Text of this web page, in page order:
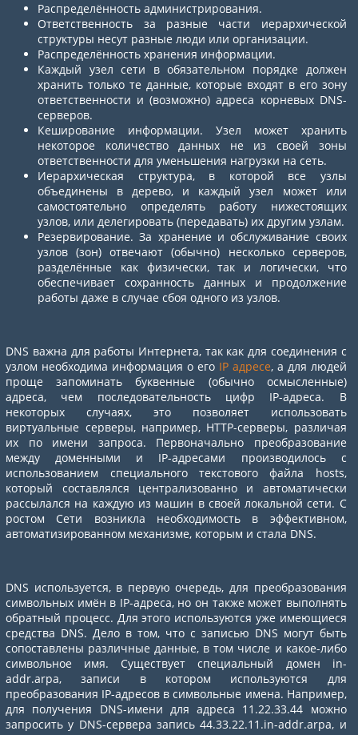
Распределённость администрирования.
Ответственность за разные части иерархической
структуры несут разные люди или организации.
Распределённость хранения информации.
Каждый узел сети в обязательном порядке должен
хранить только те данные, которые входят в его зону
ответственности и (возможно) адреса корневых DNS-
серверов.
Кеширование информации. Узел может хранить
некоторое количество данных не из своей зоны
ответственности для уменьшения нагрузки на сеть.
Иерархическая структура, в которой все узлы
объединены в дерево, и каждый узел может или
самостоятельно определять работу нижестоящих
узлов, или делегировать (передавать) их другим узлам.
Резервирование. За хранение и обслуживание своих
узлов (зон) отвечают (обычно) несколько серверов,
разделённые как физически, так и логически, что
обеспечивает сохранность данных и продолжение
работы даже в случае сбоя одного из узлов.
DNS важна для работы Интернета, так как для соединения с
узлом необходима информация о его IP адресе, а для людей
проще запоминать буквенные (обычно осмысленные)
адреса, чем последовательность цифр IP-адреса. В
некоторых случаях, это позволяет использовать
виртуальные серверы, например, HTTP-серверы, различая
их по имени запроса. Первоначально преобразование
между доменными и IP-адресами производилось с
использованием специального текстового файла hosts,
который составлялся централизованно и автоматически
рассылался на каждую из машин в своей локальной сети. С
ростом Сети возникла необходимость в эффективном,
автоматизированном механизме, которым и стала DNS.
DNS используется, в первую очередь, для преобразования
символьных имён в IP-адреса, но он также может выполнять
обратный процесс. Для этого используются уже имеющиеся
средства DNS. Дело в том, что с записью DNS могут быть
сопоставлены различные данные, в том числе и какое-либо
символьное имя. Существует специальный домен in-
addr.arpa, записи в котором используются для
преобразования IP-адресов в символьные имена. Например,
для получения DNS-имени для адреса 11.22.33.44 можно
запросить у DNS-сервера запись 44.33.22.11.in-addr.arpa, и